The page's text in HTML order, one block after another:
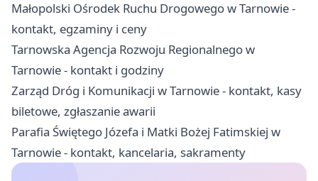
Małopolski Ośrodek Ruchu Drogowego w Tarnowie -
kontakt, egzaminy i ceny
Tarnowska Agencja Rozwoju Regionalnego w
Tarnowie - kontakt i godziny
Zarząd Dróg i Komunikacji w Tarnowie - kontakt, kasy
biletowe, zgłaszanie awarii
Parafia Świętego Józefa i Matki Bożej Fatimskiej w
Tarnowie - kontakt, kancelaria, sakramenty